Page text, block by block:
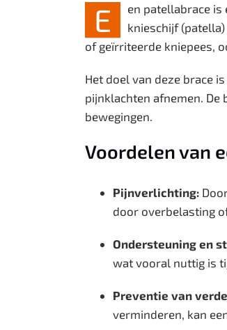
E
en patellabrace
knieschijf
of geïrriteerde kniepees,
Het doel van deze brace
pijnklachten afnemen.
bewegingen.
Voordelen van
Pijnverlichting:
door overbelasting
Ondersteuning en
wat vooral nuttig is
Preventie van
verminderen, kan